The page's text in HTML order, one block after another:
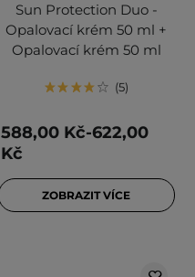
Sun Protection Duo -
Opalovací krém 50 ml +
Opalovací krém 50 ml
5
588,00 Kč-622,00
Kč
ZOBRAZIT VÍCE